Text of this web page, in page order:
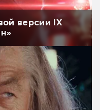
версии IX